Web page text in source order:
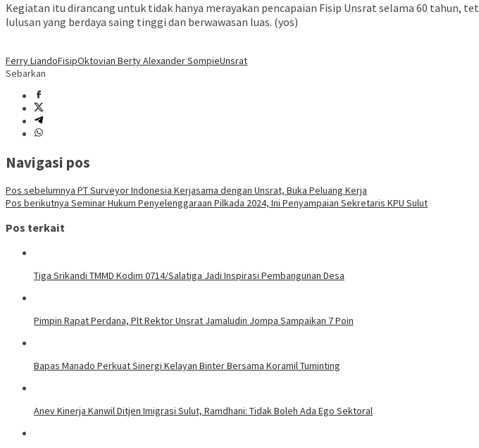
Kegiatan itu dirancang untuk tidak hanya merayakan pencapaian Fisip Unsrat selama 60
lulusan yang berdaya saing tinggi dan berwawasan luas. (yos)
Ferry LiandoFisipOktovian Berty Alexander SompieUnsrat
Sebarkan
Navigasi pos
Pos sebelumnya PT Surveyor Indonesia Kerjasama dengan Unsrat, Buka Peluang Kerja
Pos berikutnya Seminar Hukum Penyelenggaraan Pilkada 2024, Ini Penyampaian Sekretaris KPU Sulut
Pos terkait
Tiga Srikandi TMMD Kodim 0714/Salatiga Jadi Inspirasi Pembangunan Desa
Pimpin Rapat Perdana, Plt Rektor Unsrat Jamaludin Jompa Sampaikan 7 Poin
Bapas Manado Perkuat Sinergi Kelayan Binter Bersama Koramil Tuminting
Anev Kinerja Kanwil Ditjen Imigrasi Sulut, Ramdhani: Tidak Boleh Ada Ego Sektoral